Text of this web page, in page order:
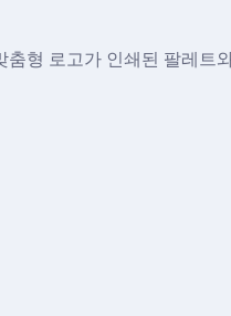
형 로고가 인쇄된 팔레트